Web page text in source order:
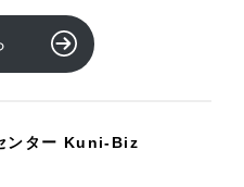
ンター Kuni-Biz